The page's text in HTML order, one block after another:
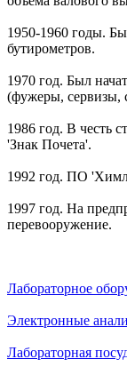
1950-1960 годы.
бутирометров.
1970 год. Был
(фужеры, сервизы,
1986 год. В честь
'Знак Почета'.
1992 год. ПО
1997 год. На
перевооружение.
Лабораторное
Электронные
Лабораторная